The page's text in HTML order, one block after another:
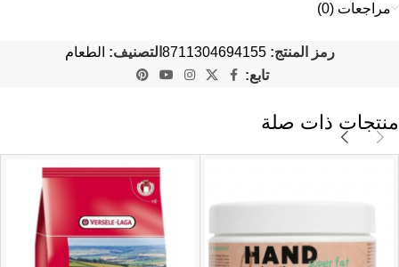
مراجعات (0)
رمز المنتج:8711304694155 التصنيف: الطعام
تابع:
منتجات ذات صلة